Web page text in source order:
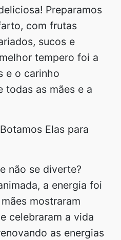
Preparamos
com frutas
sucos e
tempero foi a
e o carinho
todas as mães e a
Elas para
não se diverte?
a energia foi
mostraram
celebraram a vida
as energias